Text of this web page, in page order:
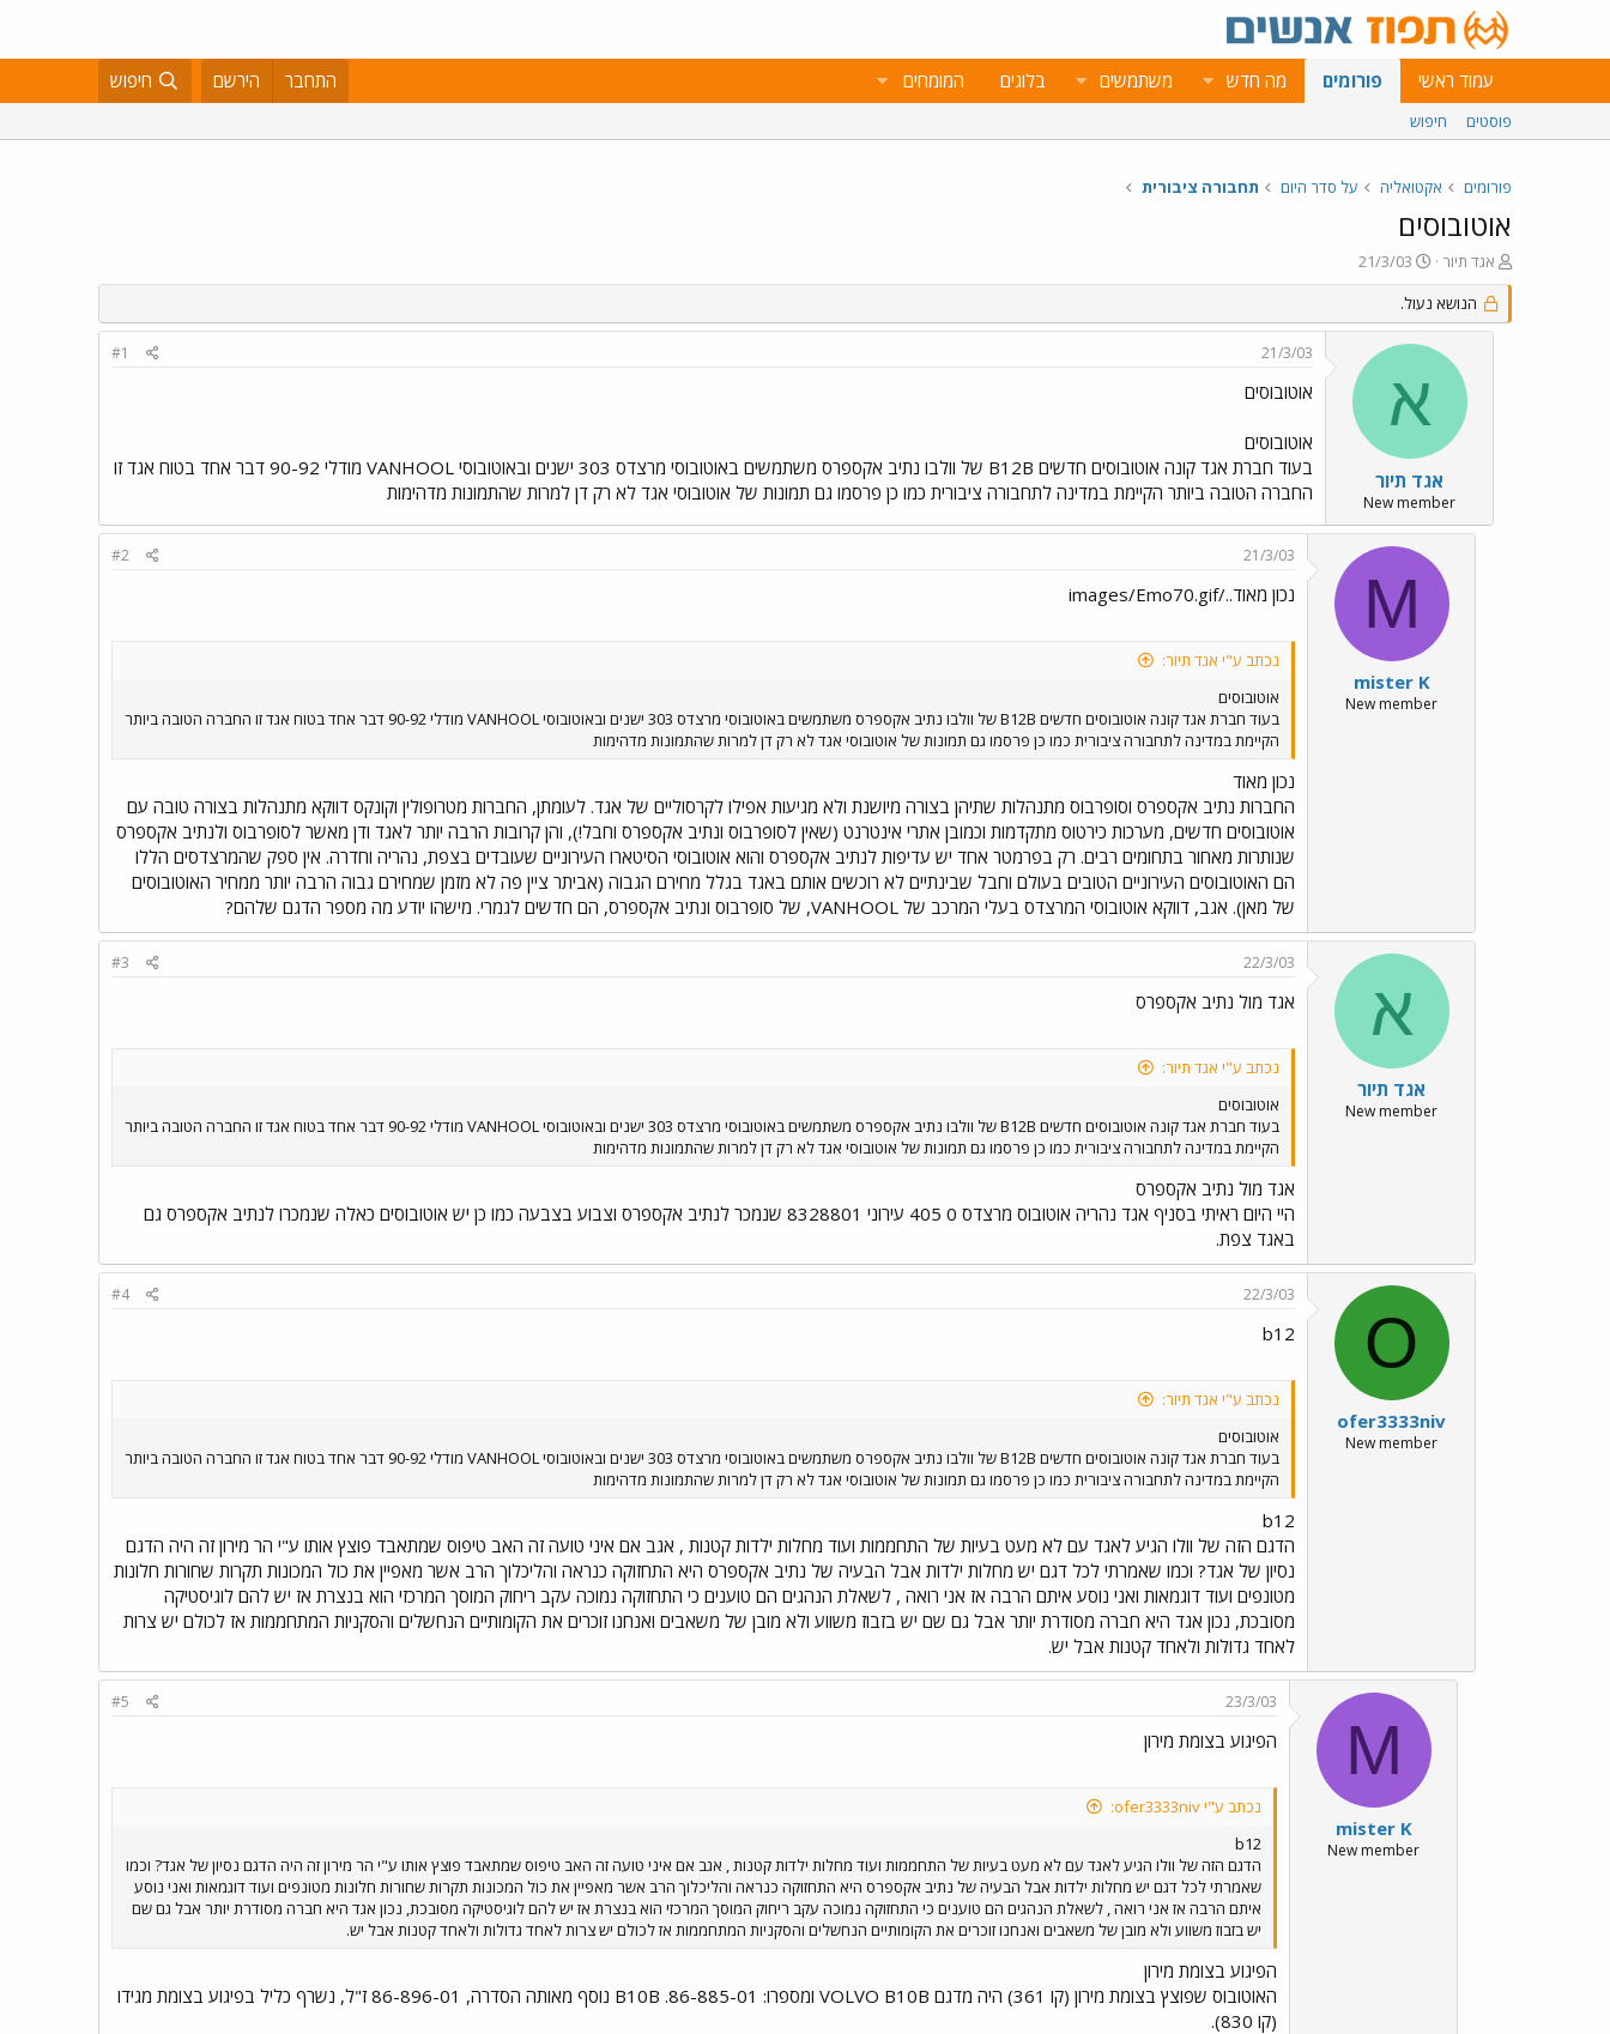
עמוד ראשי פורומים מה חדש משתמשים בלוגים המומחים התחבר הירשם חיפוש
פוסטים חיפוש
פורומים אקטואליה על סדר היום תחבורה ציבורית
אוטובוסים
פ
ו
ת
ח
אגד תיור
פ
ו
ר
ס
ם
ת
א
י
ך
21/3/03
הנושא נעול.
א
אגד תיור
New member
21/3/03
#1
אוטובוסים
אוטובוסים
בעוד חברת אגד קונה אוטובוסים חדשים B12B של וולבו נתיב אקספרס משתמשים באוטובוסי מרצדס 303 ישנים ובאוטובוסי VANHOOL מודלי 90-92 דבר אחד בטוח אגד זו
החברה הטובה ביותר הקיימת במדינה לתחבורה ציבורית כמו כן פרסמו גם תמונות של אוטובוסי אגד לא רק דן למרות שהתמונות מדהימות
M
mister K
New member
21/3/03
#2
נכון מאוד../images/Emo70.gif
נכתב ע"י אגד תיור:
אוטובוסים
בעוד חברת אגד קונה אוטובוסים חדשים B12B של וולבו נתיב אקספרס משתמשים באוטובוסי מרצדס 303 ישנים ובאוטובוסי VANHOOL מודלי 90-92 דבר אחד בטוח אגד זו החברה הטובה ביותר
הקיימת במדינה לתחבורה ציבורית כמו כן פרסמו גם תמונות של אוטובוסי אגד לא רק דן למרות שהתמונות מדהימות
נכון מאוד
החברות נתיב אקספרס וסופרבוס מתנהלות שתיהן בצורה מיושנת ולא מגיעות אפילו לקרסוליים של אגד. לעומתן, החברות מטרופולין וקונקס דווקא מתנהלות בצורה טובה עם
אוטובוסים חדשים, מערכות כירטוס מתקדמות וכמובן אתרי אינטרנט (שאין לסופרבוס ונתיב אקספרס וחבל!), והן קרובות הרבה יותר לאגד ודן מאשר לסופרבוס ולנתיב אקספרס
שנותרות מאחור בתחומים רבים. רק בפרמטר אחד יש עדיפות לנתיב אקספרס והוא אוטובוסי הסיטארו העירוניים שעובדים בצפת, נהריה וחדרה. אין ספק שהמרצדסים הללו
הם האוטובוסים העירוניים הטובים בעולם וחבל שבינתיים לא רוכשים אותם באגד בגלל מחירם הגבוה (אביתר ציין פה לא מזמן שמחירם גבוה הרבה יותר ממחיר האוטובוסים
של מאן). אגב, דווקא אוטובוסי המרצדס בעלי המרכב של VANHOOL, של סופרבוס ונתיב אקספרס, הם חדשים לגמרי. מישהו יודע מה מספר הדגם שלהם?
א
אגד תיור
New member
22/3/03
#3
אגד מול נתיב אקספרס
נכתב ע"י אגד תיור:
אוטובוסים
בעוד חברת אגד קונה אוטובוסים חדשים B12B של וולבו נתיב אקספרס משתמשים באוטובוסי מרצדס 303 ישנים ובאוטובוסי VANHOOL מודלי 90-92 דבר אחד בטוח אגד זו החברה הטובה ביותר
הקיימת במדינה לתחבורה ציבורית כמו כן פרסמו גם תמונות של אוטובוסי אגד לא רק דן למרות שהתמונות מדהימות
אגד מול נתיב אקספרס
היי היום ראיתי בסניף אגד נהריה אוטובוס מרצדס 0 405 עירוני 8328801 שנמכר לנתיב אקספרס וצבוע בצבעה כמו כן יש אוטובוסים כאלה שנמכרו לנתיב אקספרס גם
באגד צפת.
O
ofer3333niv
New member
22/3/03
#4
b12
נכתב ע"י אגד תיור:
אוטובוסים
בעוד חברת אגד קונה אוטובוסים חדשים B12B של וולבו נתיב אקספרס משתמשים באוטובוסי מרצדס 303 ישנים ובאוטובוסי VANHOOL מודלי 90-92 דבר אחד בטוח אגד זו החברה הטובה ביותר
הקיימת במדינה לתחבורה ציבורית כמו כן פרסמו גם תמונות של אוטובוסי אגד לא רק דן למרות שהתמונות מדהימות
b12
הדגם הזה של וולו הגיע לאגד עם לא מעט בעיות של התחממות ועוד מחלות ילדות קטנות , אגב אם איני טועה זה האב טיפוס שמתאבד פוצץ אותו ע"י הר מירון זה היה הדגם
נסיון של אגד? וכמו שאמרתי לכל דגם יש מחלות ילדות אבל הבעיה של נתיב אקספרס היא התחזוקה כנראה והליכלוך הרב אשר מאפיין את כול המכונות תקרות שחורות חלונות
מטונפים ועוד דוגמאות ואני נוסע איתם הרבה אז אני רואה , לשאלת הנהגים הם טוענים כי התחזוקה נמוכה עקב ריחוק המוסך המרכזי הוא בנצרת אז יש להם לוגיסטיקה
מסובכת, נכון אגד היא חברה מסודרת יותר אבל גם שם יש בזבוז משווע ולא מובן של משאבים ואנחנו זוכרים את הקומותיים הנחשלים והסקניות המתחממות אז לכולם יש צרות
לאחד גדולות ולאחד קטנות אבל יש.
M
mister K
New member
23/3/03
#5
הפיגוע בצומת מירון
נכתב ע"י ofer3333niv:
b12
הדגם הזה של וולו הגיע לאגד עם לא מעט בעיות של התחממות ועוד מחלות ילדות קטנות , אגב אם איני טועה זה האב טיפוס שמתאבד פוצץ אותו ע"י הר מירון זה היה הדגם נסיון של אגד? וכמו
שאמרתי לכל דגם יש מחלות ילדות אבל הבעיה של נתיב אקספרס היא התחזוקה כנראה והליכלוך הרב אשר מאפיין את כול המכונות תקרות שחורות חלונות מטונפים ועוד דוגמאות ואני נוסע
איתם הרבה אז אני רואה , לשאלת הנהגים הם טוענים כי התחזוקה נמוכה עקב ריחוק המוסך המרכזי הוא בנצרת אז יש להם לוגיסטיקה מסובכת, נכון אגד היא חברה מסודרת יותר אבל גם שם
יש בזבוז משווע ולא מובן של משאבים ואנחנו זוכרים את הקומותיים הנחשלים והסקניות המתחממות אז לכולם יש צרות לאחד גדולות ולאחד קטנות אבל יש.
הפיגוע בצומת מירון
האוטובוס שפוצץ בצומת מירון (קו 361) היה מדגם VOLVO B10B ומספרו: 86-885-01. B10B נוסף מאותה הסדרה, 86-896-01 ז"ל, נשרף כליל בפיגוע בצומת מגידו
(קו 830).